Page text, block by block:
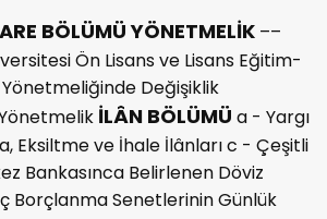
BÖLÜMÜYÖNETMELİK ––
Ön Lisans ve Lisans Eğitim-
Değişiklik
İLÂN BÖLÜMÜ a - Yargı
Eksiltme ve İhale İlânları c - Çeşitli
Bankasınca Belirlenen Döviz
Borçlanma Senetlerinin Günlük